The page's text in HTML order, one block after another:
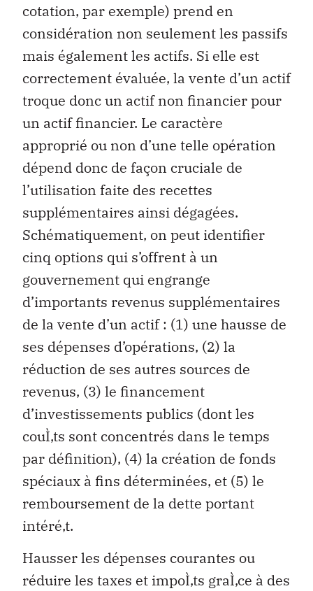
cotation, par exemple) prend en
considération non seulement les passifs
mais également les actifs. Si elle est
correctement évaluée, la vente d’un actif
troque donc un actif non financier pour
un actif financier. Le caractère
approprié ou non d’une telle opération
dépend donc de façon cruciale de
l’utilisation faite des recettes
supplémentaires ainsi dégagées.
Schématiquement, on peut identifier
cinq options qui s’offrent à un
gouvernement qui engrange
d’importants revenus supplémentaires
de la vente d’un actif : (1) une hausse de
ses dépenses d’opérations, (2) la
réduction de ses autres sources de
revenus, (3) le financement
d’investissements publics (dont les
couÌ‚ts sont concentrés dans le temps
par définition), (4) la création de fonds
spéciaux à fins déterminées, et (5) le
remboursement de la dette portant
intéré‚t.
Hausser les dépenses courantes ou
réduire les taxes et impoÌ‚ts graÌ‚ce à des